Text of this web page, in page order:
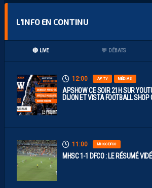
L’INFO EN CONTINU
🔴 LIVE 💬 DÉBATS
12:00 AP TV MÉDIAS
APSHOW CE SOIR 21H SUR
DIJON ET VISTA FOOTBALL SHOP
11:00 MHSC-DFCO
MHSC 1-1 DFCO : LE RÉSUMÉ